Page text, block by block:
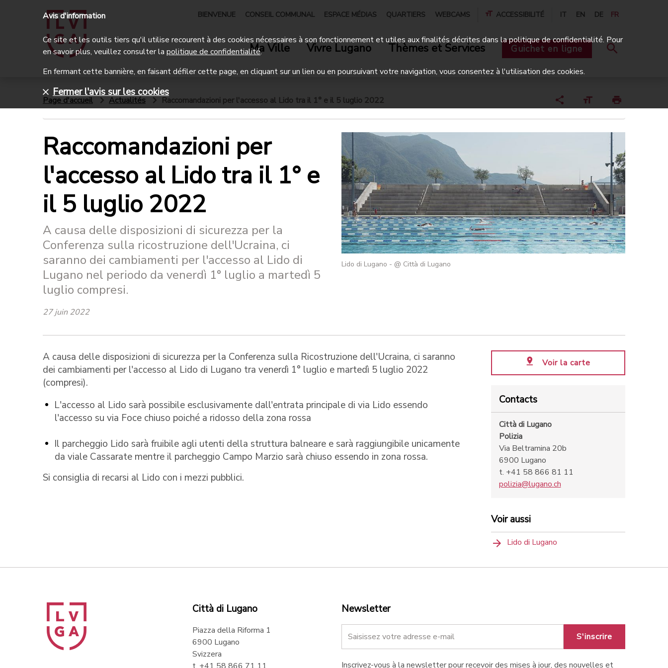
BIENVENUE CONSEIL COMMUNAL ESPACE MÉDIAS QUARTIERS WEBCAMS ACCESSIBILITÉ IT EN DE FR
Ma Ville Vivre Lugano Thèmes et Services Guichet en ligne
Page d'accueil Actualités Raccomandazioni per l'accesso al Lido tra il 1° e il 5 luglio 2022
Raccomandazioni per
l'accesso al Lido tra il 1° e
il 5 luglio 2022
A causa delle disposizioni di sicurezza per la
Conferenza sulla ricostruzione dell'Ucraina, ci
saranno dei cambiamenti per l'accesso al Lido di
Lugano nel periodo da venerdì 1° luglio a martedì 5
luglio compresi.
27 juin 2022
Lido di Lugano - @ Città di Lugano
A causa delle disposizioni di sicurezza per la Conferenza sulla Ricostruzione dell'Ucraina, ci saranno
dei cambiamenti per l'accesso al Lido di Lugano tra venerdì 1° luglio e martedì 5 luglio 2022
(compresi).
L'accesso al Lido sarà possibile esclusivamente dall'entrata principale di via Lido essendo
l'accesso su via Foce chiuso poiché a ridosso della zona rossa
Il parcheggio Lido sarà fruibile agli utenti della struttura balneare e sarà raggiungibile unicamente
da viale Cassarate mentre il parcheggio Campo Marzio sarà chiuso essendo in zona rossa.
Si consiglia di recarsi al Lido con i mezzi pubblici.
Voir la carte
Contacts
Città di Lugano
Polizia
Via Beltramina 20b
6900 Lugano
t. +41 58 866 81 11
polizia@lugano.ch
Voir aussi
Lido di Lugano
Città di Lugano
Piazza della Riforma 1
6900 Lugano
Svizzera
Newsletter
S'inscrire
Inscrivez-vous à la newsletter pour recevoir des mises à jour, des nouvelles et
Avis d'information
Ce site et les outils tiers qu'il utilise recourent à des cookies nécessaires à son fonctionnement et utiles aux finalités décrites dans la politique de confidentialité. Pour
en savoir plus, veuillez consulter la politique de confidentialité.
En fermant cette bannière, en faisant défiler cette page, en cliquant sur un lien ou en poursuivant votre navigation, vous consentez à l'utilisation des cookies.
Fermer l'avis sur les cookies